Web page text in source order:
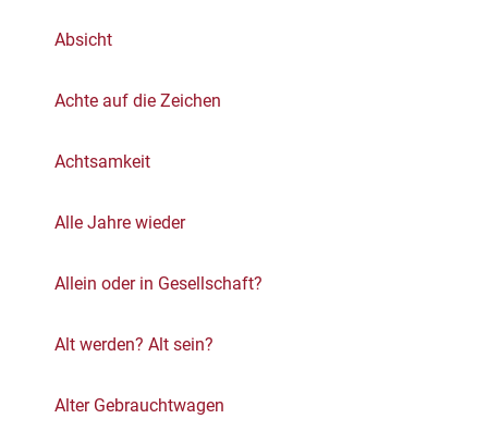
Absicht
Achte auf die Zeichen
Achtsamkeit
Alle Jahre wieder
Allein oder in Gesellschaft?
Alt werden? Alt sein?
Alter Gebrauchtwagen